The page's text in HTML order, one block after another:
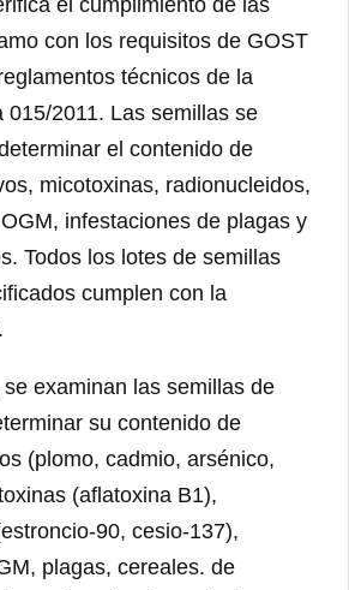
el cumplimiento de las
con los requisitos de GOST
técnicos de la
015/2011. Las semillas se
el contenido de
micotoxinas, radionucleidos,
infestaciones de plagas y
Todos los lotes de semillas
cumplen con la
examinan las semillas de
su contenido de
(plomo, cadmio, arsénico,
(aflatoxina B1),
90, cesio-137),
plagas, cereales. de